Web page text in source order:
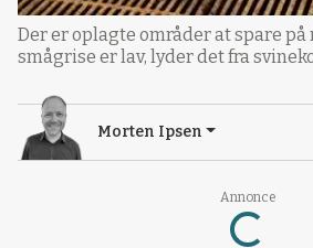
Annonce
Loading...
Der er oplagte områder at spare på
smågrise er lav, lyder det fra
Morten Ipsen